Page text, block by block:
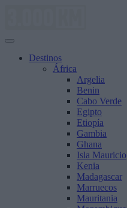
Destinos
África
Argelia
Benin
Cabo Verde
Egipto
Etiopía
Gambia
Ghana
Isla Mauricio
Kenia
Madagascar
Marruecos
Mauritania